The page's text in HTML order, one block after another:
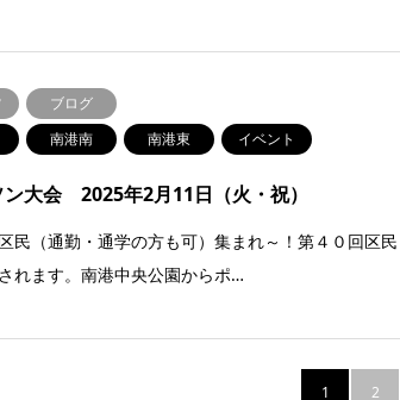
ブログ
南港南 南港東 イベント
大会 2025年2月11日（火・祝）
民（通勤・通学の方も可）集まれ～！第４０回区民
れます。南港中央公園からポ…
1 2